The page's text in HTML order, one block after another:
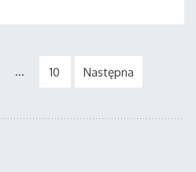
... 10 Następna